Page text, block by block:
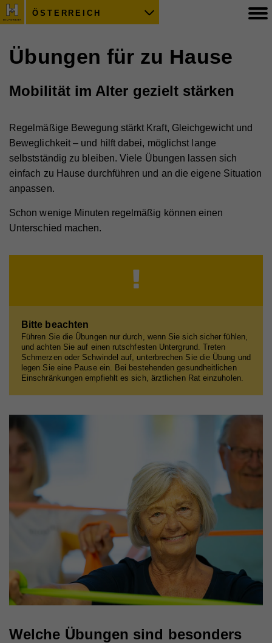
ÖSTERREICH
Übungen für zu Hause
Mobilität im Alter gezielt stärken
Regelmäßige Bewegung stärkt Kraft, Gleichgewicht und
Beweglichkeit – und hilft dabei, möglichst lange
selbstständig zu bleiben. Viele Übungen lassen sich
einfach zu Hause durchführen und an die eigene Situation
anpassen.
Schon wenige Minuten regelmäßig können einen
Unterschied machen.
Bitte beachten
Führen Sie die Übungen nur durch, wenn Sie sich sicher fühlen,
und achten Sie auf einen rutschfesten Untergrund. Treten
Schmerzen oder Schwindel auf, unterbrechen Sie die Übung und
legen Sie eine Pause ein. Bei bestehenden gesundheitlichen
Einschränkungen empfiehlt es sich, ärztlichen Rat einzuholen.
Welche Übungen sind besonders